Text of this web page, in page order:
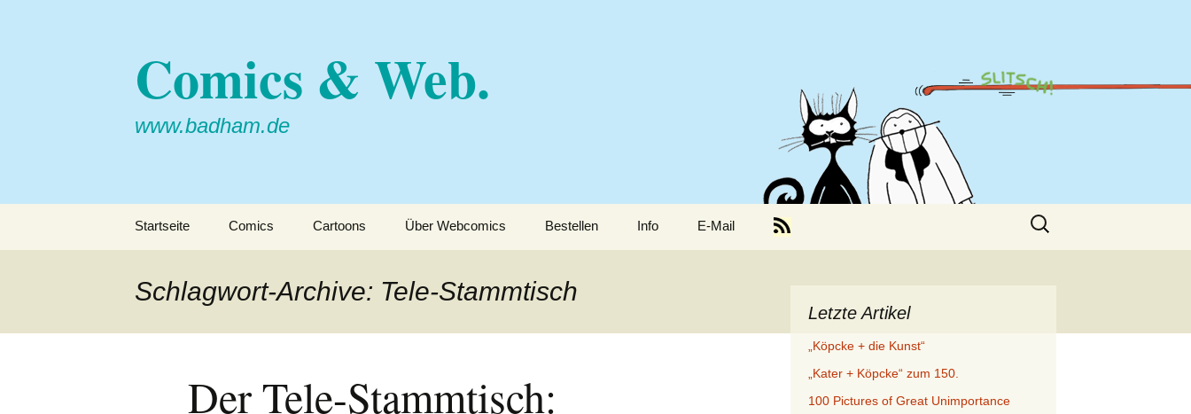
Comics & Web.
www.badham.de
Inhalt
Startseite Comics
Kater + Köpcke
100 Pictures of Great
Cartoons Über Webcomics Bestellen Info E-Mail
Suche
nach:
Schlagwort-Archive: Tele-Stammtisch
Der Tele-Stammtisch:
Letzte Artikel
„Köpcke + die Kunst“
„Kater + Köpcke“ zum 150.
100 Pictures of Great Unimportance